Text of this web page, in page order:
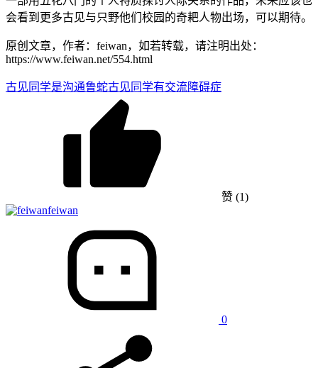
会看到更多古见与只野他们校园的奇耙人物出场，可以期待。
原创文章，作者：feiwan，如若转载，请注明出处：
https://www.feiwan.net/554.html
古见同学是沟通鲁蛇古见同学有交流障碍症
赞 (1)
feiwan
0